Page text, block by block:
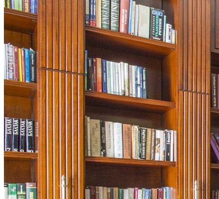
资讯中心
企业资讯
行业资讯
网上商城